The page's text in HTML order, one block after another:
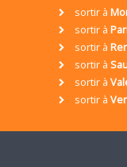
sortir à
sortir à
sortir à
sortir à
sortir à
sortir à